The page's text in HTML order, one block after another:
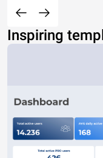
Inspiring